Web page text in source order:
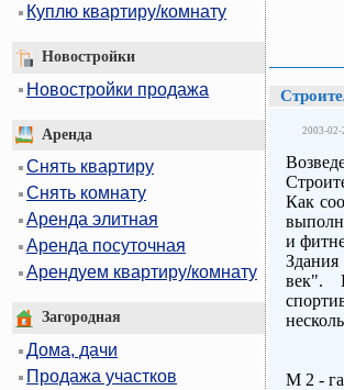
Куплю квартиру/комнату
Новостройки
Новостройки продажа
Аренда
Снять квартиру
Снять комнату
Аренда элитная
Аренда посуточная
Арендуем квартиру/комнату
Загородная
Дома, дачи
Продажа участков
2003-02-
Как
и
век".
M 2 -